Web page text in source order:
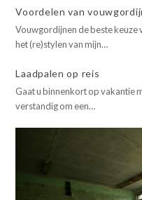
Voordelen van
Vouwgordijnen de beste
het (re)stylen van mijn…
Laadpalen op reis
Gaat u binnenkort op vakantie
verstandig om een…